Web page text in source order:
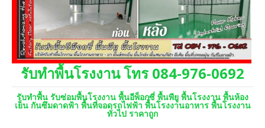
รับทำพื้นโรงงาน โทร 084-976-0692
รับทำพื้น รับซ่อมพื้นโรงงาน พื้นอีพ็อกซี่ พื้นพียู พื้นโรงงาน พื้นห้อง
เย็น กันซึมดาดฟ้า พื้นที่จอดรถไฟฟ้า พื้นโรงงานอาหาร พื้นโรงงาน
ทั่วไป ราคาถูก